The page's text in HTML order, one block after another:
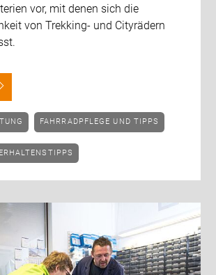
vor, mit denen sich die
von Trekking- und Cityrädern
FAHRRADPFLEGE UND TIPPS